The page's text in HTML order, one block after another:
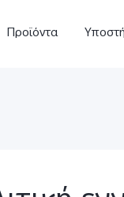
Προϊόντα